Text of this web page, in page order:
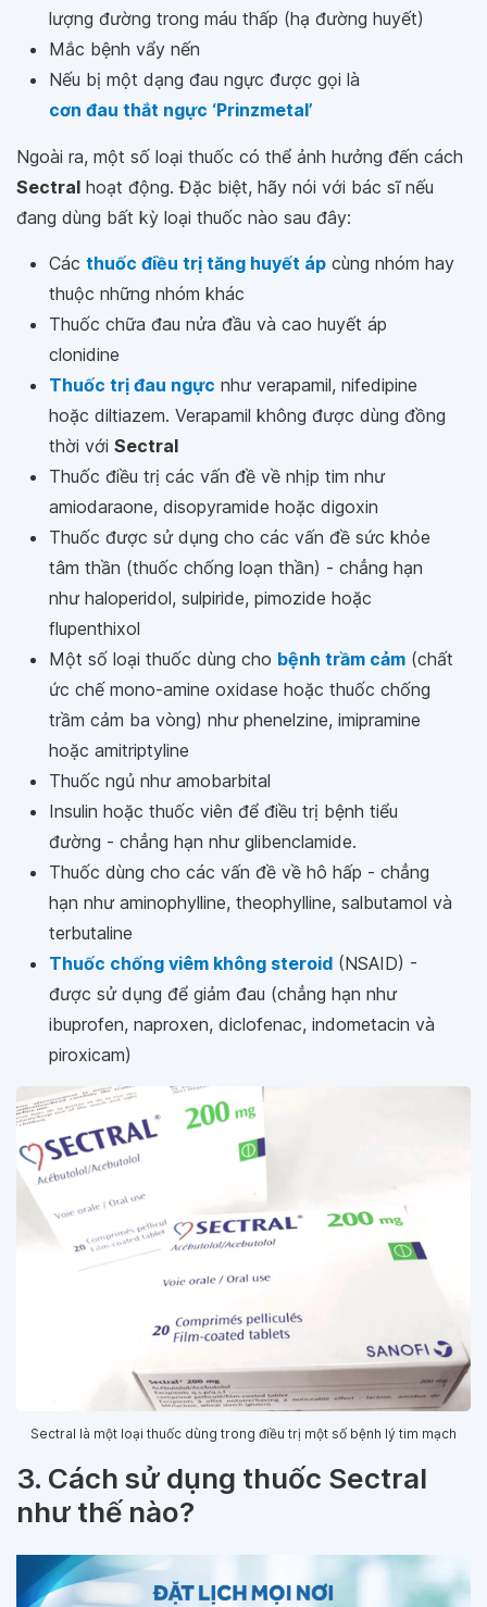
lượng đường trong máu thấp (hạ đường huyết)
Mắc bệnh vẩy nến
Nếu bị một dạng đau ngực được gọi là
cơn đau thắt ngực ‘Prinzmetal’
Ngoài ra, một số loại thuốc có thể ảnh hưởng đến cách
Sectral hoạt động. Đặc biệt, hãy nói với bác sĩ nếu
đang dùng bất kỳ loại thuốc nào sau đây:
Các thuốc điều trị tăng huyết áp cùng nhóm hay
thuộc những nhóm khác
Thuốc chữa đau nửa đầu và cao huyết áp
clonidine
Thuốc trị đau ngực như verapamil, nifedipine
hoặc diltiazem. Verapamil không được dùng đồng
thời với Sectral
Thuốc điều trị các vấn đề về nhịp tim như
amiodaraone, disopyramide hoặc digoxin
Thuốc được sử dụng cho các vấn đề sức khỏe
tâm thần (thuốc chống loạn thần) - chẳng hạn
như haloperidol, sulpiride, pimozide hoặc
flupenthixol
Một số loại thuốc dùng cho bệnh trầm cảm (chất
ức chế mono-amine oxidase hoặc thuốc chống
trầm cảm ba vòng) như phenelzine, imipramine
hoặc amitriptyline
Thuốc ngủ như amobarbital
Insulin hoặc thuốc viên để điều trị bệnh tiểu
đường - chẳng hạn như glibenclamide.
Thuốc dùng cho các vấn đề về hô hấp - chẳng
hạn như aminophylline, theophylline, salbutamol và
terbutaline
Thuốc chống viêm không steroid (NSAID) -
được sử dụng để giảm đau (chẳng hạn như
ibuprofen, naproxen, diclofenac, indometacin và
piroxicam)
Sectral là một loại thuốc dùng trong điều trị một số bệnh lý tim mạch
3. Cách sử dụng thuốc Sectral
như thế nào?